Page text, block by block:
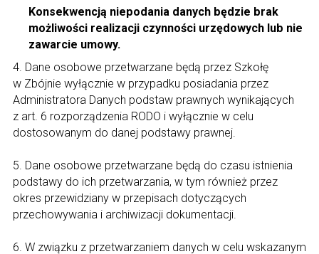
Konsekwencją niepodania danych będzie brak
możliwości realizacji czynności urzędowych lub nie
zawarcie umowy.
4. Dane osobowe przetwarzane będą przez Szkołę
w Zbójnie wyłącznie w przypadku posiadania przez
Administratora Danych podstaw prawnych wynikających
z art. 6 rozporządzenia RODO i wyłącznie w celu
dostosowanym do danej podstawy prawnej.
5. Dane osobowe przetwarzane będą do czasu istnienia
podstawy do ich przetwarzania, w tym również przez
okres przewidziany w przepisach dotyczących
przechowywania i archiwizacji dokumentacji.
6. W związku z przetwarzaniem danych w celu wskazanym